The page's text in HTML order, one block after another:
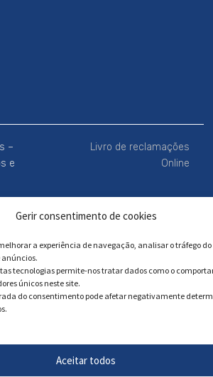
Gerir consentimento de cookies
a experiência de navegação, analisar o tráfego do
anúncios.
tecnologias permite-nos tratar dados como o
únicos neste site.
do consentimento pode afetar negativamente
Aceitar todos
–
e
Livro de reclamações
Online